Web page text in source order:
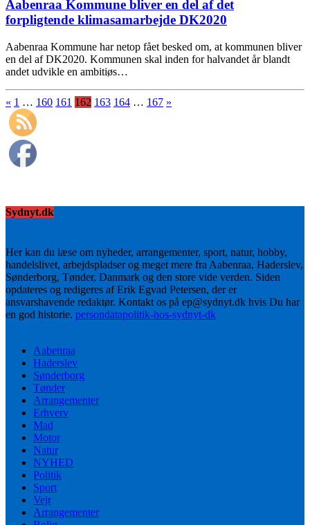
Aabenraa Kommune bliver en del af det
forpligtende klimasamarbejde DK2020
Aabenraa Kommune har netop fået besked om, at kommunen bliver
en del af DK2020. Kommunen skal inden for halvandet år blandt
andet udvikle en ambitiøs…
« 1 … 160 161 162 163 164 … 167 »
Sydnyt.dk
Her kan du læse om nyheder, arrangementer, sport, natur, hobby,
handelslivet, arbejdspladser og meget mere fra Aabenraa, Haderslev,
Sønderborg, Tønder, Danmark og den store vide verden. Siden
opdateres og redigeres af Erik Egvad Petersen, der er
ansvarshavende redaktør. Kontakt os på ep@sydnyt.dk hvis Du har
en god historie. persondatapolitik-hos-sydnyt-dk
Aabenraa
Haderslev
Sønderborg
Tønder
Arrangementer
Erhverv
Mad
Motor
Natur
NYHED
Politik
Sport
Vejr
Arrangementer